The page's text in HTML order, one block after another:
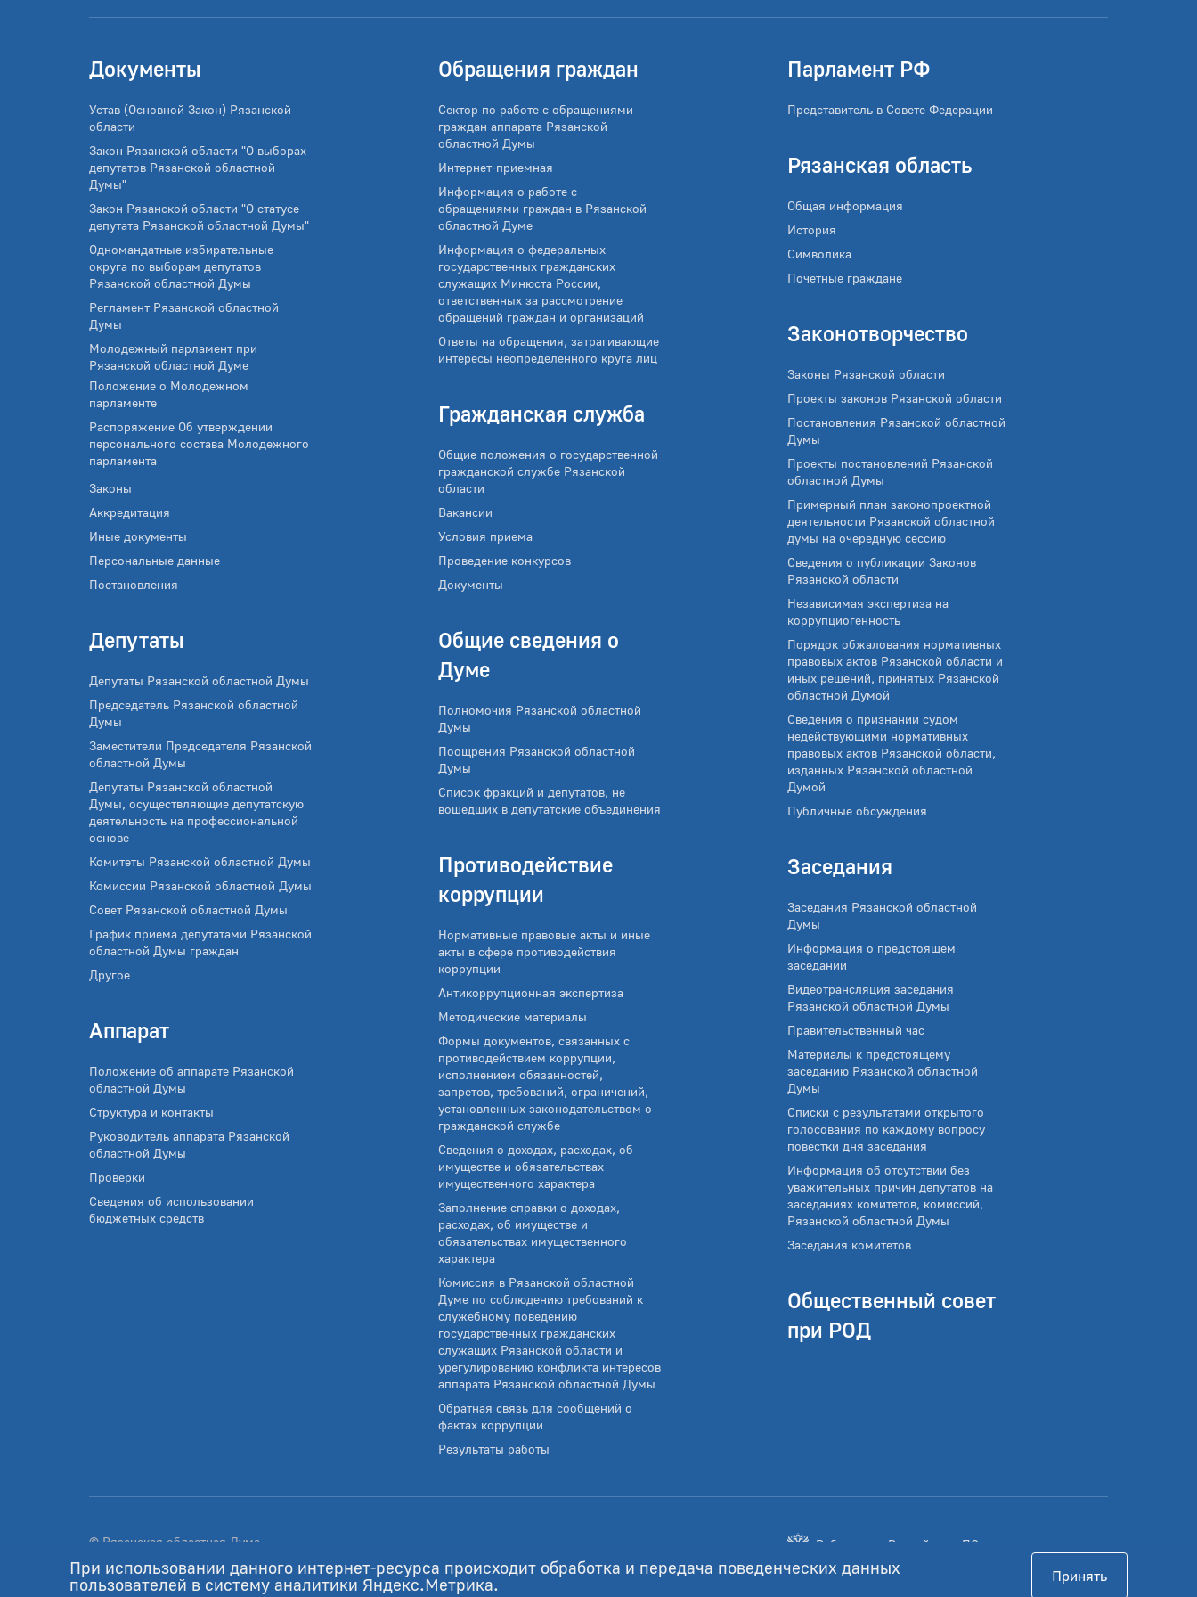
Документы
Устав (Основной Закон) Рязанской
области
Закон Рязанской области "О выборах
депутатов Рязанской областной
Думы"
Закон Рязанской области "О статусе
депутата Рязанской областной Думы"
Одномандатные избирательные
округа по выборам депутатов
Рязанской областной Думы
Регламент Рязанской областной
Думы
Молодежный парламент при
Рязанской областной Думе
Положение о Молодежном
парламенте
Распоряжение Об утверждении
персонального состава Молодежного
парламента
Законы
Аккредитация
Иные документы
Персональные данные
Постановления
Депутаты
Депутаты Рязанской областной Думы
Председатель Рязанской областной
Думы
Заместители Председателя Рязанской
областной Думы
Депутаты Рязанской областной
Думы, осуществляющие депутатскую
деятельность на профессиональной
основе
Комитеты Рязанской областной Думы
Комиссии Рязанской областной Думы
Совет Рязанской областной Думы
График приема депутатами Рязанской
областной Думы граждан
Другое
Аппарат
Положение об аппарате Рязанской
областной Думы
Структура и контакты
Руководитель аппарата Рязанской
областной Думы
Проверки
Сведения об использовании
бюджетных средств
Обращения граждан
Сектор по работе с обращениями
граждан аппарата Рязанской
областной Думы
Интернет-приемная
Информация о работе с
обращениями граждан в Рязанской
областной Думе
Информация о федеральных
государственных гражданских
служащих Минюста России,
ответственных за рассмотрение
обращений граждан и организаций
Ответы на обращения, затрагивающие
интересы неопределенного круга лиц
Гражданская служба
Общие положения о государственной
гражданской службе Рязанской
области
Вакансии
Условия приема
Проведение конкурсов
Документы
Общие сведения о
Думе
Полномочия Рязанской областной
Думы
Поощрения Рязанской областной
Думы
Список фракций и депутатов, не
вошедших в депутатские объединения
Противодействие
коррупции
Нормативные правовые акты и иные
акты в сфере противодействия
коррупции
Антикоррупционная экспертиза
Методические материалы
Формы документов, связанных с
противодействием коррупции,
исполнением обязанностей,
запретов, требований, ограничений,
установленных законодательством о
гражданской службе
Сведения о доходах, расходах, об
имуществе и обязательствах
имущественного характера
Заполнение справки о доходах,
расходах, об имуществе и
обязательствах имущественного
характера
Комиссия в Рязанской областной
Думе по соблюдению требований к
служебному поведению
государственных гражданских
служащих Рязанской области и
урегулированию конфликта интересов
аппарата Рязанской областной Думы
Обратная связь для сообщений о
фактах коррупции
Результаты работы
Парламент РФ
Представитель в Совете Федерации
Рязанская область
Общая информация
История
Символика
Почетные граждане
Законотворчество
Законы Рязанской области
Проекты законов Рязанской области
Постановления Рязанской областной
Думы
Проекты постановлений Рязанской
областной Думы
Примерный план законопроектной
деятельности Рязанской областной
думы на очередную сессию
Сведения о публикации Законов
Рязанской области
Независимая экспертиза на
коррупциогенность
Порядок обжалования нормативных
правовых актов Рязанской области и
иных решений, принятых Рязанской
областной Думой
Сведения о признании судом
недействующими нормативных
правовых актов Рязанской области,
изданных Рязанской областной
Думой
Публичные обсуждения
Заседания
Заседания Рязанской областной
Думы
Информация о предстоящем
заседании
Видеотрансляция заседания
Рязанской областной Думы
Правительственный час
Материалы к предстоящему
заседанию Рязанской областной
Думы
Списки с результатами открытого
голосования по каждому вопросу
повестки дня заседания
Информация об отсутствии без
уважительных причин депутатов на
заседаниях комитетов, комиссий,
Рязанской областной Думы
Заседания комитетов
Общественный совет
при РОД
© Рязанская областная Дума
Работает на Российском ПО
При использовании данного интернет-ресурса происходит обработка и передача поведенческих данных
пользователей в систему аналитики Яндекс.Метрика.
Принять